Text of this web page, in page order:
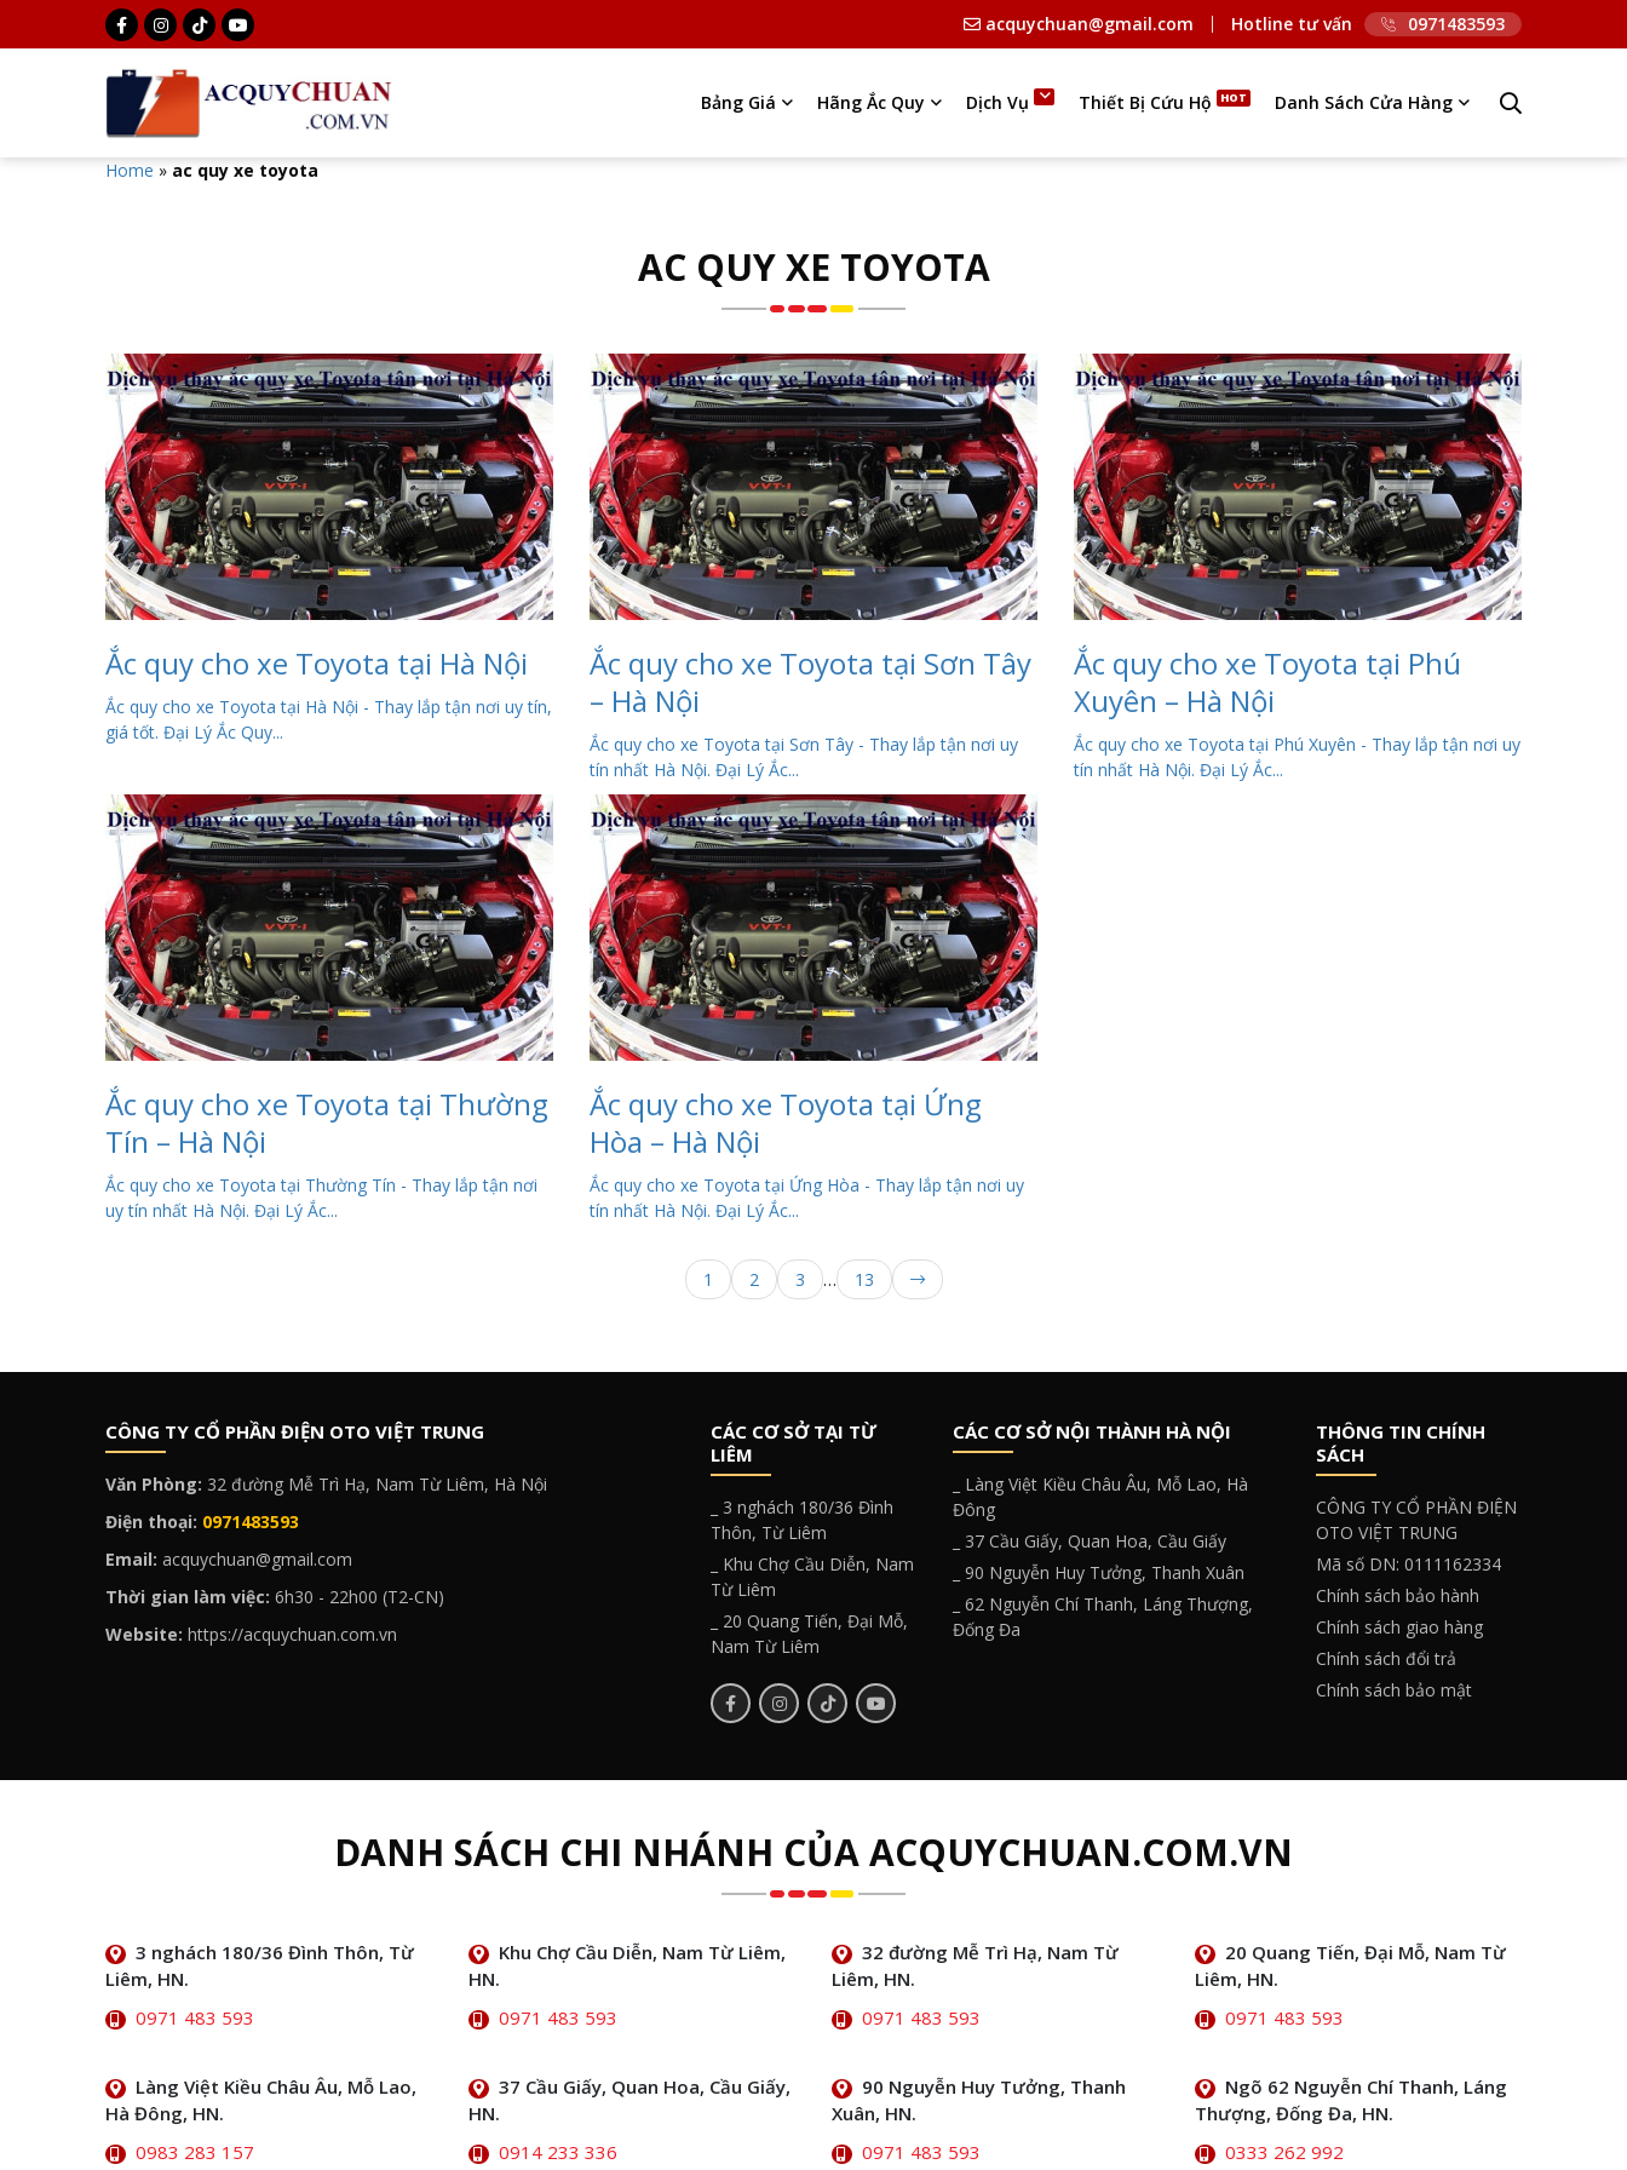
acquychuan@gmail.com Hotline tư vấn 0971483593
Bảng Giá Hãng Ắc Quy Dịch Vụ Thiết Bị Cứu Hộ Danh Sách Cửa Hàng
Home » ac quy xe toyota
AC QUY XE TOYOTA
Ắc quy cho xe Toyota tại Hà Nội
Ắc quy cho xe Toyota tại Hà Nội - Thay lắp tận nơi uy tín,
giá tốt. Đại Lý Ắc Quy...
Ắc quy cho xe Toyota tại Sơn Tây
– Hà Nội
Ắc quy cho xe Toyota tại Sơn Tây - Thay lắp tận nơi uy
tín nhất Hà Nội. Đại Lý Ắc...
Ắc quy cho xe Toyota tại Phú
Xuyên – Hà Nội
Ắc quy cho xe Toyota tại Phú Xuyên - Thay lắp tận nơi uy
tín nhất Hà Nội. Đại Lý Ắc...
Ắc quy cho xe Toyota tại Thường
Tín – Hà Nội
Ắc quy cho xe Toyota tại Thường Tín - Thay lắp tận nơi
uy tín nhất Hà Nội. Đại Lý Ắc...
Ắc quy cho xe Toyota tại Ứng
Hòa – Hà Nội
Ắc quy cho xe Toyota tại Ứng Hòa - Thay lắp tận nơi uy
tín nhất Hà Nội. Đại Lý Ắc...
1 2 3 … 13
CÔNG TY CỔ PHẦN ĐIỆN OTO VIỆT TRUNG
Văn Phòng: 32 đường Mễ Trì Hạ, Nam Từ Liêm, Hà Nội
Điện thoại: 0971483593
Email: acquychuan@gmail.com
Thời gian làm việc: 6h30 - 22h00 (T2-CN)
Website: https://acquychuan.com.vn
CÁC CƠ SỞ TẠI TỪ
LIÊM
_ 3 nghách 180/36 Đình
Thôn, Từ Liêm
_ Khu Chợ Cầu Diễn, Nam
Từ Liêm
_ 20 Quang Tiến, Đại Mỗ,
Nam Từ Liêm
CÁC CƠ SỞ NỘI THÀNH HÀ NỘI
_ Làng Việt Kiều Châu Âu, Mỗ Lao, Hà
Đông
_ 37 Cầu Giấy, Quan Hoa, Cầu Giấy
_ 90 Nguyễn Huy Tưởng, Thanh Xuân
_ 62 Nguyễn Chí Thanh, Láng Thượng,
Đống Đa
THÔNG TIN CHÍNH
SÁCH
CÔNG TY CỔ PHẦN ĐIỆN
OTO VIỆT TRUNG
Mã số DN: 0111162334
Chính sách bảo hành
Chính sách giao hàng
Chính sách đổi trả
Chính sách bảo mật
DANH SÁCH CHI NHÁNH CỦA ACQUYCHUAN.COM.VN
3 nghách 180/36 Đình Thôn, Từ
Liêm, HN.
0971 483 593
Khu Chợ Cầu Diễn, Nam Từ Liêm,
HN.
0971 483 593
32 đường Mễ Trì Hạ, Nam Từ
Liêm, HN.
0971 483 593
20 Quang Tiến, Đại Mỗ, Nam Từ
Liêm, HN.
0971 483 593
Làng Việt Kiều Châu Âu, Mỗ Lao,
Hà Đông, HN.
0983 283 157
37 Cầu Giấy, Quan Hoa, Cầu Giấy,
HN.
0914 233 336
90 Nguyễn Huy Tưởng, Thanh
Xuân, HN.
0971 483 593
Ngõ 62 Nguyễn Chí Thanh, Láng
Thượng, Đống Đa, HN.
0333 262 992